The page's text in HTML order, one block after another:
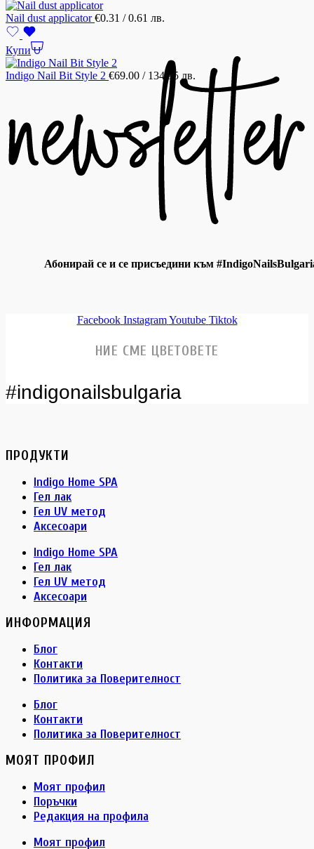
Nail dust applicator€0.31 / 0.61 лв.
Купи
Indigo Nail Bit Style 2 €69.00 / 134.95 лв.
Абонирай се и се присъедини към
Facebook Instagram Youtube Tiktok
НИЕ СМЕ ЦВЕТОВЕТЕ
#indigonailsbulgaria
ПРОДУКТИ
Indigo Home SPA
Гел лак
Гел UV метод
Аксесоари
Indigo Home SPA
Гел лак
Гел UV метод
Аксесоари
ИНФОРМАЦИЯ
Блог
Контакти
Политика за Поверителност
Блог
Контакти
Политика за Поверителност
МОЯТ ПРОФИЛ
Моят профил
Поръчки
Редакция на профила
Моят профил